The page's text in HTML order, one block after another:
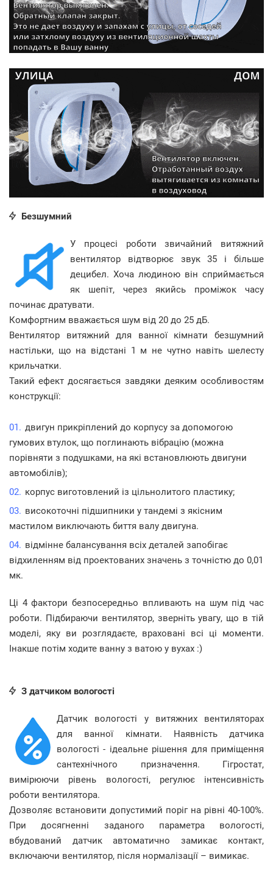
Безшумний
У процесі роботи звичайний витяжний
вентилятор відтворює звук 35 і більше
децибел. Хоча людиною він сприймається
як шепіт, через якийсь проміжок часу
починає дратувати.
Комфортним вважається шум від 20 до 25 дБ.
Вентилятор витяжний для ванної кімнати безшумний
настільки, що на відстані 1 м не чутно навіть шелесту
крильчатки.
Такий ефект досягається завдяки деяким особливостям
конструкції:
двигун прикріплений до корпусу за допомогою
гумових втулок, що поглинають вібрацію (можна
порівняти з подушками, на які встановлюють двигуни
автомобілів);
корпус виготовлений із цільнолитого пластику;
високоточні підшипники у тандемі з якісним
мастилом виключають биття валу двигуна.
відмінне балансування всіх деталей запобігає
відхиленням від проектованих значень з точністю до 0,01
мк.
Ці 4 фактори безпосередньо впливають на шум під час
роботи. Підбираючи вентилятор, зверніть увагу, що в тій
моделі, яку ви розглядаєте, враховані всі ці моменти.
Інакше потім ходите ванну з ватою у вухах :)
З датчиком вологості
Датчик вологості у витяжних вентиляторах
для ванної кімнати. Наявність датчика
вологості - ідеальне рішення для приміщення
сантехнічного призначення. Гігростат,
вимірюючи рівень вологості, регулює інтенсивність
роботи вентилятора.
Дозволяє встановити допустимий поріг на рівні 40-100%.
При досягненні заданого параметра вологості,
вбудований датчик автоматично замикає контакт,
включаючи вентилятор, після нормалізації – вимикає.